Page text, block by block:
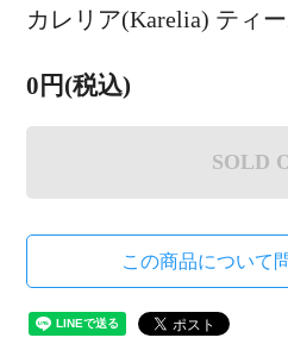
カレリア(Karelia) ティ
0円(税込)
SOLD
この商品について